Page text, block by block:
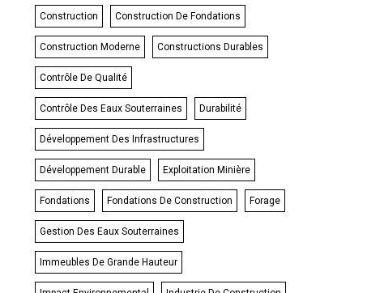
Construction Construction De Fondations
Construction Moderne Constructions Durables
Contrôle De Qualité
Contrôle Des Eaux Souterraines Durabilité
Développement Des Infrastructures
Développement Durable Exploitation Minière
Fondations Fondations De Construction Forage
Gestion Des Eaux Souterraines
Immeubles De Grande Hauteur